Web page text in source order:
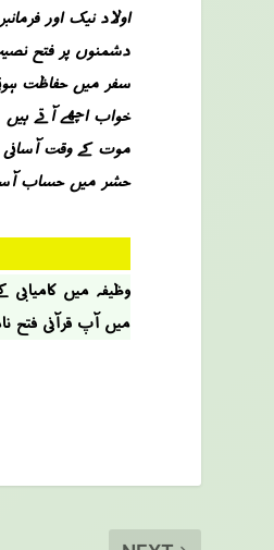
اولاد نیک اور
دشمنوں پر فتح
سفر میں حفاظت
خواب اچھے آتے ہیں
موت کے وقت آسانی
حشر میں حساب
وظیفہ میں کامیابی
میں آپ قرآنی فتح